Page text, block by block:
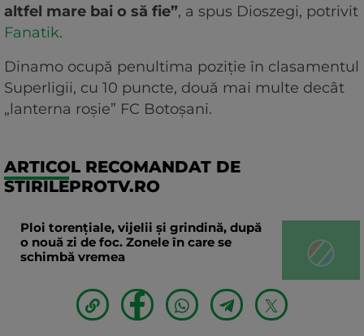
altfel mare bai o să fie”, a spus Dioszegi, potrivit
Fanatik.
Dinamo ocupă penultima poziție în clasamentul
Superligii, cu 10 puncte, două mai multe decât
„lanterna roșie” FC Botoșani.
ARTICOL RECOMANDAT DE
STIRILEPROTV.RO
Ploi torențiale, vijelii și grindină, după
o nouă zi de foc. Zonele în care se
schimbă vremea